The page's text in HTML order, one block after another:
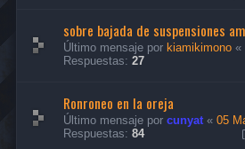
sobre bajada de suspensiones
Último mensaje por kiamikimono «
Respuestas: 27
Ronroneo en la oreja
Último mensaje por cunyat« 05
Respuestas: 84